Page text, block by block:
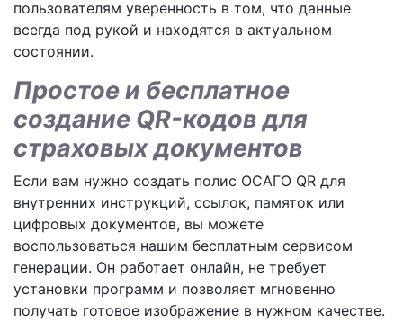
пользователям уверенность в том, что данные
всегда под рукой и находятся в актуальном
состоянии.
Простое и бесплатное
создание QR-кодов для
страховых документов
Если вам нужно создать полис ОСАГО QR для
внутренних инструкций, ссылок, памяток или
цифровых документов, вы можете
воспользоваться нашим бесплатным сервисом
генерации. Он работает онлайн, не требует
установки программ и позволяет мгновенно
получать готовое изображение в нужном качестве.